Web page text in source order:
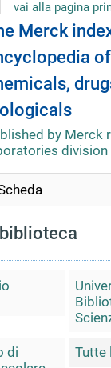
vai alla pagina
Merck
of
by Merck
di
Tutte